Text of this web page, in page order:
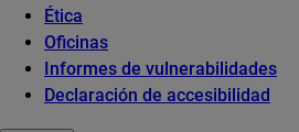
Ética
Oficinas
Informes de vulnerabilidades
Declaración de accesibilidad